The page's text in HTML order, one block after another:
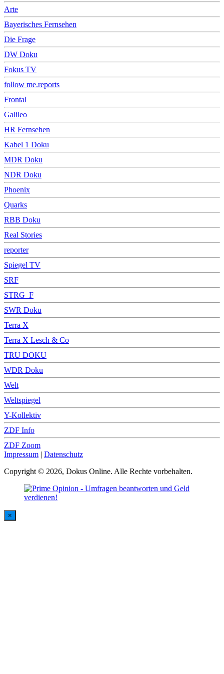
Arte
Bayerisches Fernsehen
Die Frage
DW Doku
Fokus TV
follow me.reports
Frontal
Galileo
HR Fernsehen
Kabel 1 Doku
MDR Doku
NDR Doku
Phoenix
Quarks
RBB Doku
Real Stories
reporter
Spiegel TV
SRF
STRG_F
SWR Doku
Terra X
Terra X Lesch & Co
TRU DOKU
WDR Doku
Welt
Weltspiegel
Y-Kollektiv
ZDF Info
ZDF Zoom
Impressum | Datenschutz
Copyright © 2026, Dokus Online. Alle Rechte vorbehalten.
×